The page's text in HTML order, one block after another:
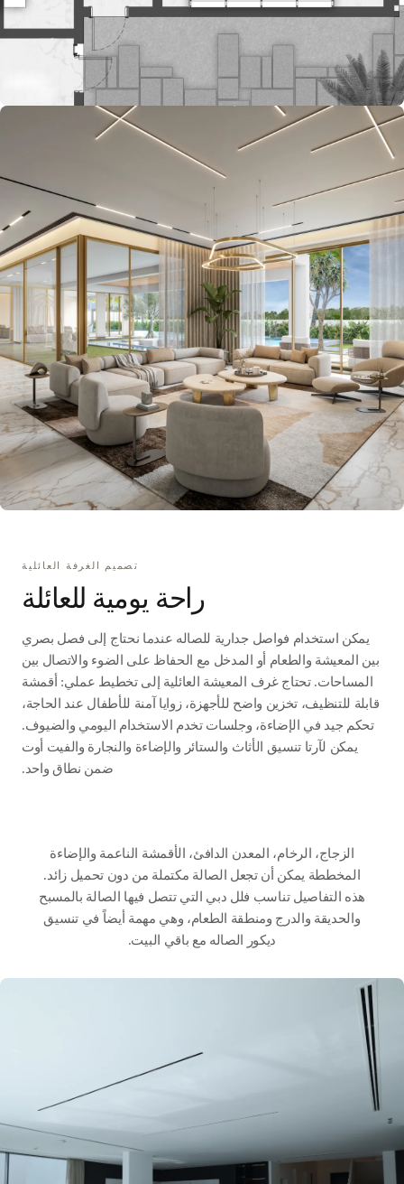
تصميم الغرفة العائلية
راحة يومية للعائلة
يمكن استخدام فواصل جدارية للصاله عندما نحتاج إلى فصل بصري
بين المعيشة والطعام أو المدخل مع الحفاظ على الضوء والاتصال بين
المساحات. تحتاج غرف المعيشة العائلية إلى تخطيط عملي: أقمشة
قابلة للتنظيف، تخزين واضح للأجهزة، زوايا آمنة للأطفال عند الحاجة،
تحكم جيد في الإضاءة، وجلسات تخدم الاستخدام اليومي والضيوف.
يمكن لآرتا تنسيق الأثاث والستائر والإضاءة والنجارة والفيت أوت
ضمن نطاق واحد.
الزجاج، الرخام، المعدن الدافئ، الأقمشة الناعمة والإضاءة
المخططة يمكن أن تجعل الصالة مكتملة من دون تحميل زائد.
هذه التفاصيل تناسب فلل دبي التي تتصل فيها الصالة بالمسبح
والحديقة والدرج ومنطقة الطعام، وهي مهمة أيضاً في تنسيق
ديكور الصاله مع باقي البيت.